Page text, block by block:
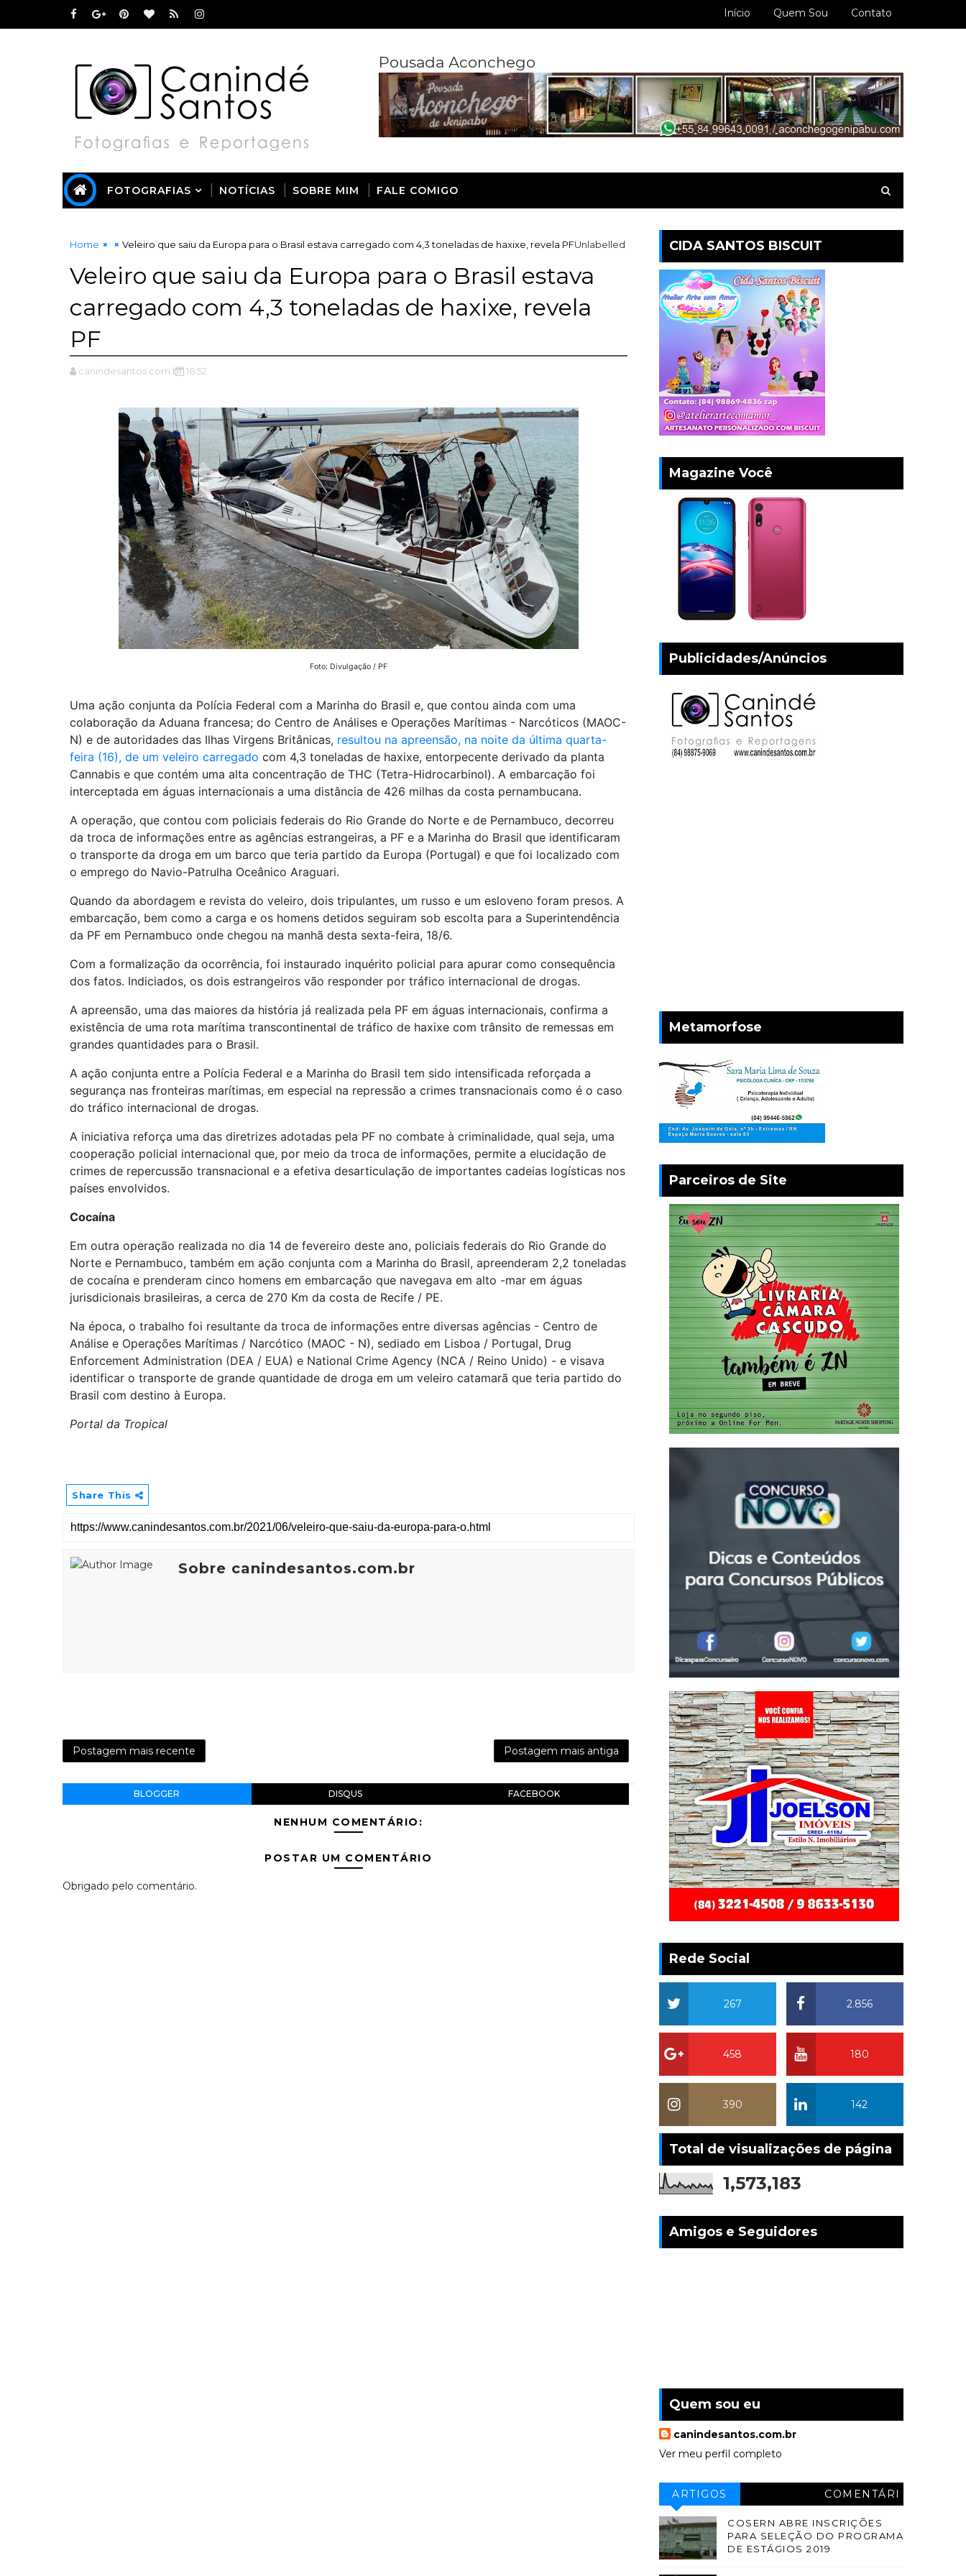
Início Quem Sou Contato
Pousada Aconchego
FOTOGRAFIAS NOTÍCIAS SOBRE MIM FALE COMIGO
Home Unlabelled
Veleiro que saiu da Europa para o Brasil estava carregado com 4,3 toneladas de haxixe, revela PF
Veleiro que saiu da Europa para o Brasil estava
carregado com 4,3 toneladas de haxixe, revela
PF
canindesantos.com.br 16:52
Foto: Divulgação / PF
Uma ação conjunta da Polícia Federal com a Marinha do Brasil e, que contou ainda com uma
colaboração da Aduana francesa; do Centro de Análises e Operações Marítimas - Narcóticos (MAOC-
N) e de autoridades das Ilhas Virgens Britânicas, resultou na apreensão, na noite da última quarta-
feira (16), de um veleiro carregado com 4,3 toneladas de haxixe, entorpecente derivado da planta
Cannabis e que contém uma alta concentração de THC (Tetra-Hidrocarbinol). A embarcação foi
interceptada em águas internacionais a uma distância de 426 milhas da costa pernambucana.
A operação, que contou com policiais federais do Rio Grande do Norte e de Pernambuco, decorreu
da troca de informações entre as agências estrangeiras, a PF e a Marinha do Brasil que identificaram
o transporte da droga em um barco que teria partido da Europa (Portugal) e que foi localizado com
o emprego do Navio-Patrulha Oceânico Araguari.
Quando da abordagem e revista do veleiro, dois tripulantes, um russo e um esloveno foram presos. A
embarcação, bem como a carga e os homens detidos seguiram sob escolta para a Superintendência
da PF em Pernambuco onde chegou na manhã desta sexta-feira, 18/6.
Com a formalização da ocorrência, foi instaurado inquérito policial para apurar como consequência
dos fatos. Indiciados, os dois estrangeiros vão responder por tráfico internacional de drogas.
A apreensão, uma das maiores da história já realizada pela PF em águas internacionais, confirma a
existência de uma rota marítima transcontinental de tráfico de haxixe com trânsito de remessas em
grandes quantidades para o Brasil.
A ação conjunta entre a Polícia Federal e a Marinha do Brasil tem sido intensificada reforçada a
segurança nas fronteiras marítimas, em especial na repressão a crimes transnacionais como é o caso
do tráfico internacional de drogas.
A iniciativa reforça uma das diretrizes adotadas pela PF no combate à criminalidade, qual seja, uma
cooperação policial internacional que, por meio da troca de informações, permite a elucidação de
crimes de repercussão transnacional e a efetiva desarticulação de importantes cadeias logísticas nos
países envolvidos.
Cocaína
Em outra operação realizada no dia 14 de fevereiro deste ano, policiais federais do Rio Grande do
Norte e Pernambuco, também em ação conjunta com a Marinha do Brasil, apreenderam 2,2 toneladas
de cocaína e prenderam cinco homens em embarcação que navegava em alto -mar em águas
jurisdicionais brasileiras, a cerca de 270 Km da costa de Recife / PE.
Na época, o trabalho foi resultante da troca de informações entre diversas agências - Centro de
Análise e Operações Marítimas / Narcótico (MAOC - N), sediado em Lisboa / Portugal, Drug
Enforcement Administration (DEA / EUA) e National Crime Agency (NCA / Reino Unido) - e visava
identificar o transporte de grande quantidade de droga em um veleiro catamarã que teria partido do
Brasil com destino à Europa.
Portal da Tropical
Share This
Sobre canindesantos.com.br
Postagem mais recente Postagem mais antiga
BLOGGER DISQUS FACEBOOK
NENHUM COMENTÁRIO:
POSTAR UM COMENTÁRIO
Obrigado pelo comentário.
CIDA SANTOS BISCUIT
Magazine Você
Publicidades/Anúncios
Metamorfose
Parceiros de Site
Rede Social
2.856
267
180
458
142
390
Total de visualizações de página
1,573,183
Amigos e Seguidores
Quem sou eu
canindesantos.com.br
Ver meu perfil completo
ARTIGOS
COMENTÁRI
OS
COSERN ABRE INSCRIÇÕES
PARA SELEÇÃO DO PROGRAMA
DE ESTÁGIOS 2019